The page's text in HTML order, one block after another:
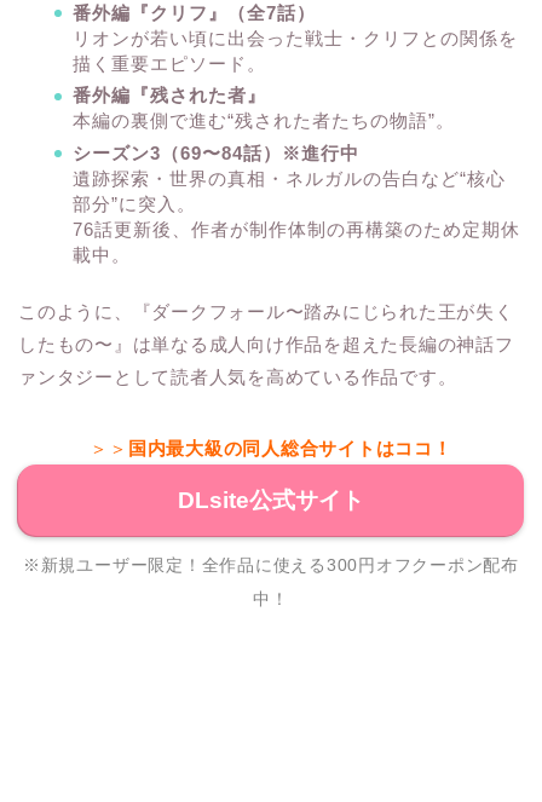
番外編『クリフ』（全7話）
リオンが若い頃に出会った戦士・クリフとの関係を
描く重要エピソード。
番外編『残された者』
本編の裏側で進む“残された者たちの物語”。
シーズン3（69〜84話）※進行中
遺跡探索・世界の真相・ネルガルの告白など“核心
部分”に突入。
76話更新後、作者が制作体制の再構築のため定期休
載中。
このように、『ダークフォール〜踏みにじられた王が失く
したもの〜』は単なる成人向け作品を超えた長編の神話フ
ァンタジーとして読者人気を高めている作品です。
＞＞ 国内最大級の同人総合サイトはココ！
DLsite公式サイト
※新規ユーザー限定！全作品に使える300円オフクーポン配布
中！